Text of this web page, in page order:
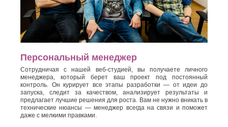
Персональный менеджер
Сотрудничая с нашей веб-студией, вы получаете личного
менеджера, который берет ваш проект под постоянный
контроль. Он курирует все этапы разработки — от идеи до
запуска, следит за качеством, анализирует результаты и
предлагает лучшие решения для роста. Вам не нужно вникать в
технические нюансы — менеджер всегда на связи и поможет
даже с мелкими правками.